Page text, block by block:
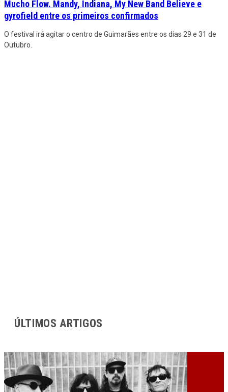
Mucho Flow. Mandy, Indiana, My New Band Believe e
gyrofield entre os primeiros confirmados
O festival irá agitar o centro de Guimarães entre os dias 29 e 31 de
Outubro.
ÚLTIMOS ARTIGOS